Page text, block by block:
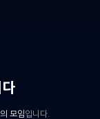
모임입니다.